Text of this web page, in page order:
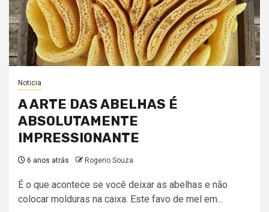
Noticia
A ARTE DAS ABELHAS É
ABSOLUTAMENTE
IMPRESSIONANTE
6 anos atrás Rogerio Souza
É o que acontece se você deixar as abelhas e não
colocar molduras na caixa. Este favo de mel em...